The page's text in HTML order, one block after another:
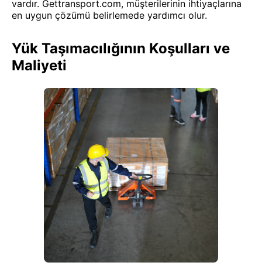
vardır. Gettransport.com, müşterilerinin ihtiyaçlarına
en uygun çözümü belirlemede yardımcı olur.
Yük Taşımacılığının Koşulları ve
Maliyeti